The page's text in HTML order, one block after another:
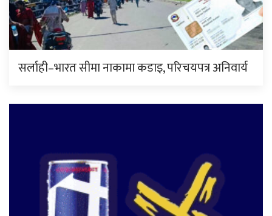
सर्लाही–भारत सीमा नाकामा कडाइ, परिचयपत्र अनिवार्य